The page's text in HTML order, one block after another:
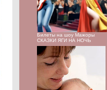
Билеты на шоу Мажоры
СКАЗКИ ЯГИ НА НОЧЬ